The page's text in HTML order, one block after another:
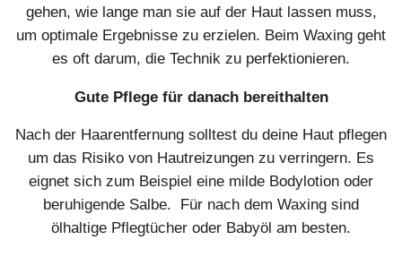
gehen, wie lange man sie auf der Haut lassen muss,
um optimale Ergebnisse zu erzielen. Beim Waxing geht
es oft darum, die Technik zu perfektionieren.
Gute Pflege für danach bereithalten
Nach der Haarentfernung solltest du deine Haut pflegen
um das Risiko von Hautreizungen zu verringern. Es
eignet sich zum Beispiel eine milde Bodylotion oder
beruhigende Salbe. Für nach dem Waxing sind
ölhaltige Pflegtücher oder Babyöl am besten.